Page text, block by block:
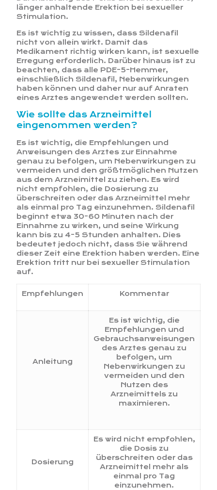
länger anhaltende Erektion bei sexueller
Stimulation.
Es ist wichtig zu wissen, dass Sildenafil
nicht von allein wirkt. Damit das
Medikament richtig wirken kann, ist sexuelle
Erregung erforderlich. Darüber hinaus ist zu
beachten, dass alle PDE-5-Hemmer,
einschließlich Sildenafil, Nebenwirkungen
haben können und daher nur auf Anraten
eines Arztes angewendet werden sollten.
Wie sollte das Arzneimittel
eingenommen werden?
Es ist wichtig, die Empfehlungen und
Anweisungen des Arztes zur Einnahme
genau zu befolgen, um Nebenwirkungen zu
vermeiden und den größtmöglichen Nutzen
aus dem Arzneimittel zu ziehen. Es wird
nicht empfohlen, die Dosierung zu
überschreiten oder das Arzneimittel mehr
als einmal pro Tag einzunehmen. Sildenafil
beginnt etwa 30-60 Minuten nach der
Einnahme zu wirken, und seine Wirkung
kann bis zu 4-5 Stunden anhalten. Dies
bedeutet jedoch nicht, dass Sie während
dieser Zeit eine Erektion haben werden. Eine
Erektion tritt nur bei sexueller Stimulation
auf.
Empfehlungen Kommentar
Anleitung
Es ist wichtig, die
Empfehlungen und
Gebrauchsanweisungen
des Arztes genau zu
befolgen, um
Nebenwirkungen zu
vermeiden und den
Nutzen des
Arzneimittels zu
maximieren.
Dosierung
Es wird nicht empfohlen,
die Dosis zu
überschreiten oder das
Arzneimittel mehr als
einmal pro Tag
einzunehmen.